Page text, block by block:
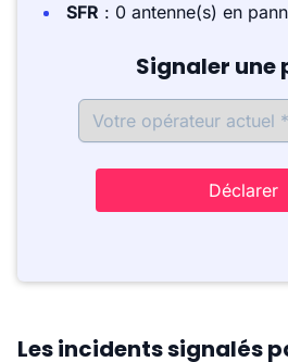
SFR : 0 antenne(s) en
Signaler une
Déclarer
Les incidents signalés